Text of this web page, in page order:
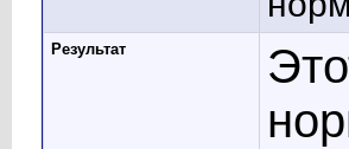
Результат